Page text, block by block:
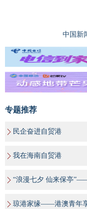
中国新
专题推荐
民企奋进自贸港
我在海南自贸港
“浪漫七夕 仙来保亭
琼港家缘——港澳青年